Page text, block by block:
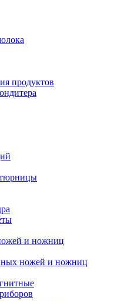
продуктов
и ножниц
ножей и ножниц